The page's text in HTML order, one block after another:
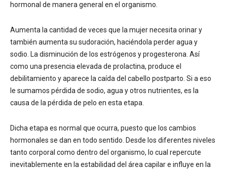
hormonal de manera general en el organismo.
Aumenta la cantidad de veces que la mujer necesita orinar y
también aumenta su sudoración, haciéndola perder agua y
sodio. La disminución de los estrógenos y progesterona. Así
como una presencia elevada de prolactina, produce el
debilitamiento y aparece la caída del cabello postparto. Si a eso
le sumamos pérdida de sodio, agua y otros nutrientes, es la
causa de la pérdida de pelo en esta etapa.
Dicha etapa es normal que ocurra, puesto que los cambios
hormonales se dan en todo sentido. Desde los diferentes niveles
tanto corporal como dentro del organismo, lo cual repercute
inevitablemente en la estabilidad del área capilar e influye en la